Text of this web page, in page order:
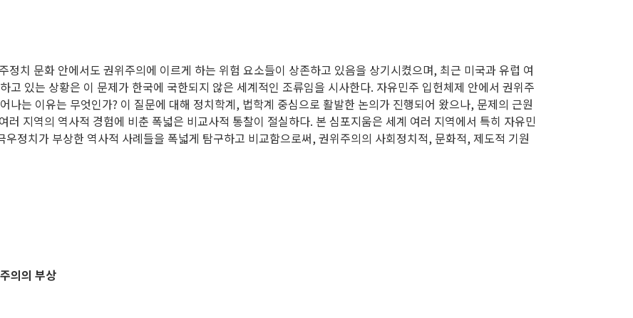
치 문화 안에서도 권위주의에 이르게 하는 위험 요소들이 상존하고 있음을 상기시켰으며, 최근 미국과 유럽 여
고 있는 상황은 이 문제가 한국에 국한되지 않은 세계적인 조류임을 시사한다. 자유민주 입헌체제 안에서 권위주
나는 이유는 무엇인가? 이 질문에 대해 정치학계, 법학계 중심으로 활발한 논의가 진행되어 왔으나, 문제의 근원
러 지역의 역사적 경험에 비춘 폭넓은 비교사적 통찰이 절실하다. 본 심포지움은 세계 여러 지역에서 특히 자유민
정치가 부상한 역사적 사례들을 폭넓게 탐구하고 비교함으로써, 권위주의의 사회정치적, 문화적, 제도적 기원
의의 부상